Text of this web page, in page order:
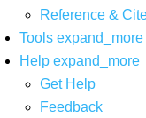
Reference &
Tools expand_more
Help expand_more
Get Help
Feedback